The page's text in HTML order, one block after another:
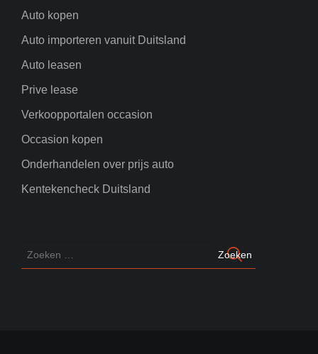
Auto kopen
Auto importeren vanuit Duitsland
Auto leasen
Prive lease
Verkoopportalen occasion
Occasion kopen
Onderhandelen over prijs auto
Kentekencheck Duitsland